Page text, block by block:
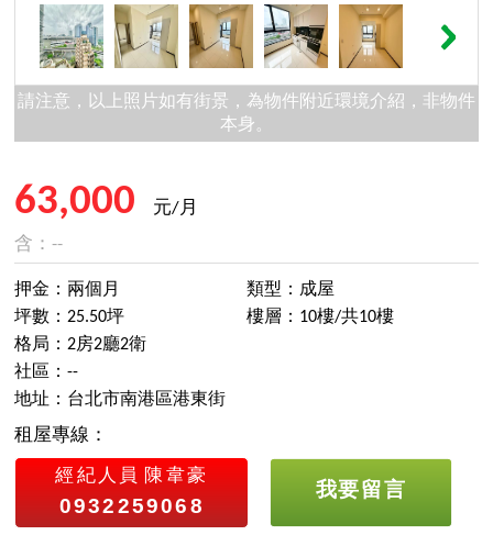
請注意，以上照片如有街景，為物件附近環境介紹，非物件
本身。
63,000
元/月
含：--
押金：兩個月
坪數：25.50坪
類型：成屋
樓層：10樓/共10樓
格局：2房2廳2衛
社區：--
地址：台北市南港區港東街
租屋專線：
經紀人員 陳韋豪
0932259068
我要留言